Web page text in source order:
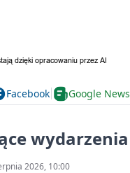
Facebook Google News
wydarzenia
2026, 10:00